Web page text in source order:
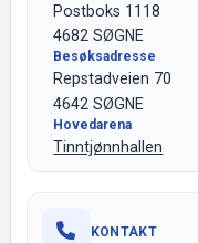
Postboks 1118
4682 SØGNE
Besøksadresse
Repstadveien 70
4642 SØGNE
Hovedarena
Tinntjønnhallen
KONTAKT